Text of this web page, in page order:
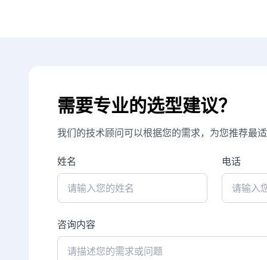
需要专业的选型建议？
我们的技术顾问可以根据您的需求，为您推荐最
姓名 电话
咨询内容